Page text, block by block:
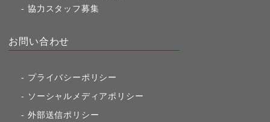
協力スタッフ募集
お問い合わせ
プライバシーポリシー
ソーシャルメディアポリシー
外部送信ポリシー